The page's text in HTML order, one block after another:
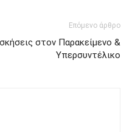
Επόμενο άρθρο
στον Παρακείμενο &
Υπερσυντέλικο